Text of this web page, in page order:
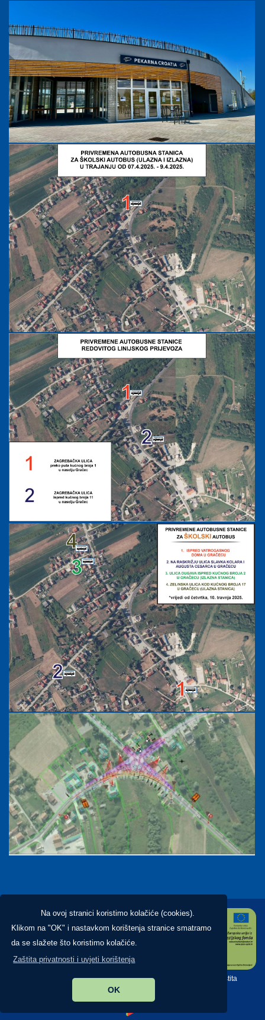
Na ovoj stranici koristimo kolačiće (cookies).
Klikom na "OK" i nastavkom korištenja stranice smatramo
da se slažete što koristimo kolačiće.
Zaštita privatnosti i uvjeti korištenja
OK
Copyright ©2026. Općina Brckovljani, All Rights Reserved |
Zaštita
privatnosti|Digitalna pristupačnost